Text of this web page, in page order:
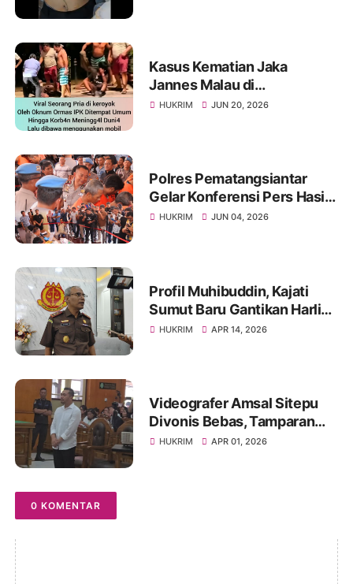
Kasus Kematian Jaka
Jannes Malau di
Pematangsiantar Jadi
HUKRIM JUN 20, 2026
Polres Pematangsiantar
Gelar Konferensi Pers Hasil
Akhir Ops Antik Toba Tahun
HUKRIM JUN 04, 2026
Profil Muhibuddin, Kajati
Sumut Baru Gantikan Harli
Siregar, Berpengalaman di
HUKRIM APR 14, 2026
Videografer Amsal Sitepu
Divonis Bebas, Tamparan
Bagi Jaksa, Jangan
HUKRIM APR 01, 2026
0 KOMENTAR